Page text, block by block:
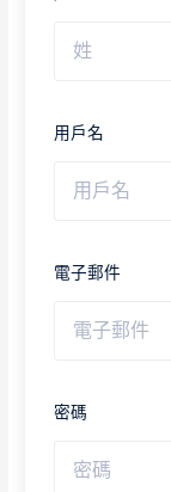
用戶名
電子郵件
密碼